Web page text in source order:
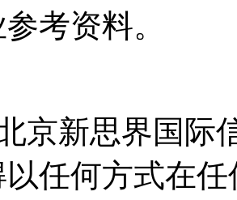
考资料。
京新思界国际
任何方式在